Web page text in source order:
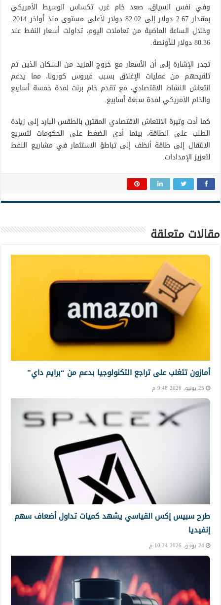
وفي نفس السياق، صعد خام غرب تكساس الوسيط الأمريكي
بمقدار 2.67 دولار إلى 82.02 دولار لأعلى مستوى منذ أواخر 2014.
وخلال الساعة الماضية من تعاملات اليوم، تداولت أسعار النفط عند
80.36 دولار للأونصة.
تجدر الإشارة إلى أن الأسعار مع خروج المزيد من السكان الذين تم
تلقيحهم من عمليات الإغلاق بسبب فيروس كورونا، مما يدعم
انتعاش النشاط الاقتصادي، مع تقدم خام برنت لمدة خمسة أسابيع
والخام الأمريكي لمدة سبعة أسابيع.
كما أدت وتيرة الانتعاش الاقتصادي المقترن بالطقس البارد إلى زيادة
الطلب على الطاقة، بينما أدى الضغط على الحكومات لتسريع
الانتقال إلى طاقة أنظف إلى تباطؤ الاستثمار في مشاريع النفط
لتعزيز الإمدادات.
مقالات متعلقة
أمازون تتغلب على تراجع التكنولوجيا بدعم من “برايم داي”
25 يونيو, 2026 9:48 م
طرح سبيس إكس القياسي يشهد كميات تداول أضعاف سهم
إنفيديا
24 يونيو, 2026 10:24 م